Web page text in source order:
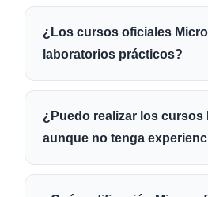
¿Los cursos oficiales
laboratorios prácticos?
¿Puedo realizar los cursos
aunque no tenga